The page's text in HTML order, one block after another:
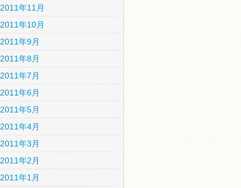
2011年11月
2011年10月
2011年9月
2011年8月
2011年7月
2011年6月
2011年5月
2011年4月
2011年3月
2011年2月
2011年1月